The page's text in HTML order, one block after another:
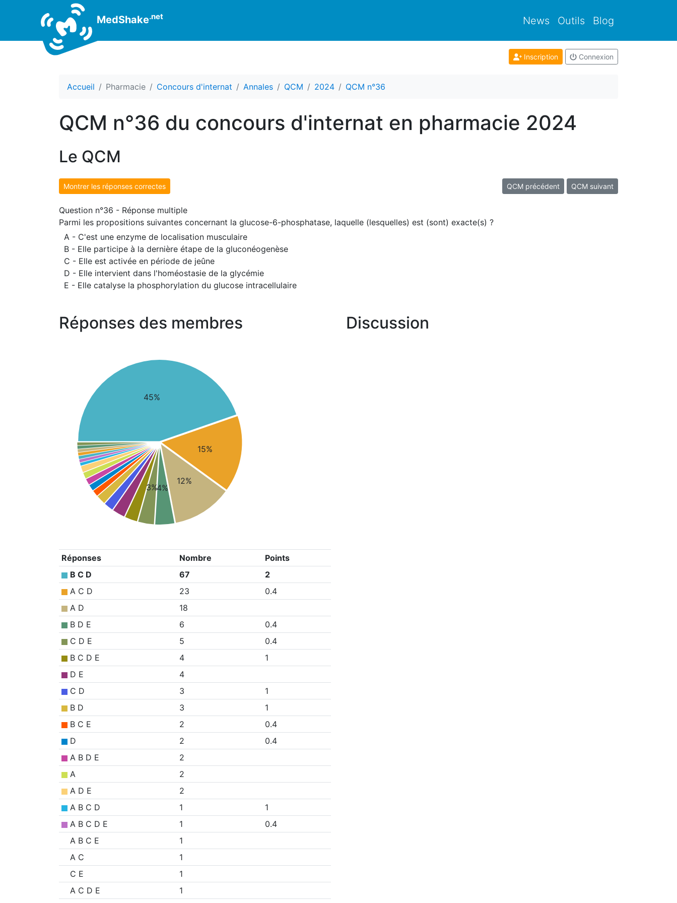
MedShake.net News Outils Blog
Inscription Connexion
Accueil Pharmacie Concours d'internat Annales QCM 2024 QCM n°36
QCM n°36 du concours d'internat en pharmacie 2024
Le QCM
Montrer les réponses correctes QCM précédent QCM suivant
Question n°36 - Réponse multiple
Parmi les propositions suivantes concernant la glucose-6-phosphatase, laquelle (lesquelles) est (sont) exacte(s) ?
A - C'est une enzyme de localisation musculaire
B - Elle participe à la dernière étape de la gluconéogenèse
C - Elle est activée en période de jeûne
D - Elle intervient dans l'homéostasie de la glycémie
E - Elle catalyse la phosphorylation du glucose intracellulaire
Réponses des membres
45%
15%
12%
4%
3%
Réponses Nombre
Points
B C D
67
2
A C D
23
0.4
A D
18
B D E
6
0.4
C D E
5
0.4
B C D E
4
1
D E
4
C D
3
1
B D
3
1
B C E
2
0.4
D
2
0.4
A B D E
2
A
2
A D E
2
A B C D
1
1
A B C D E
1
0.4
A B C E
1
A C
1
C E
1
A C D E
1
Discussion